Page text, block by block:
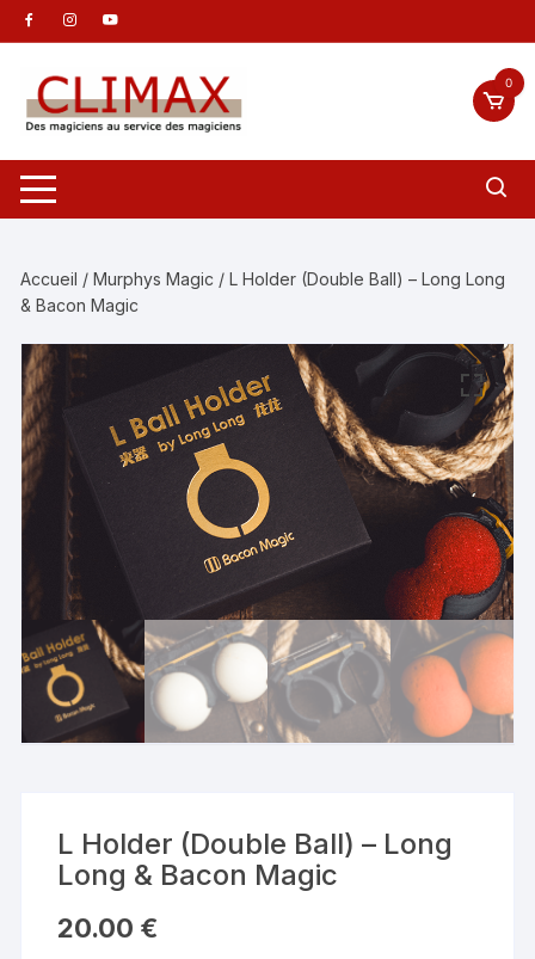
Aller
au
contenu
0
Accueil /Murphys Magic / L Holder (Double Ball) – Long Long
& Bacon Magic
L Holder (Double Ball) – Long
Long & Bacon Magic
20.00 €